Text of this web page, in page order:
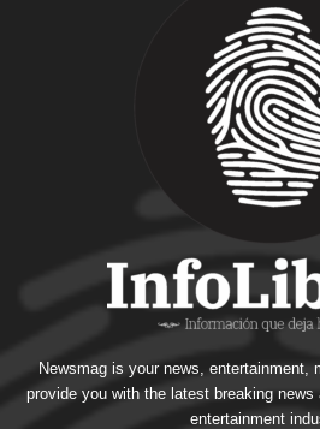
Newsmag is your news, entertainment,
provide you with the latest breaking
entertainment